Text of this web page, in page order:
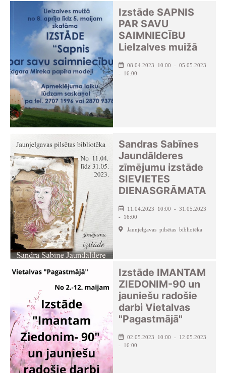
Izstāde SAPNIS
PAR SAVU
SAIMNIECĪBU
Lielzalves muižā
08.04.2023 10:00 - 05.05.2023
- 16:00
Sandras Sabīnes
Jaundālderes
zīmējumu izstāde
SIEVIETES
DIENASGRĀMATA
11.04.2023 10:00 - 31.05.2023
- 16:00
Jaunjelgavas pilsētas bibliotēka
Izstāde IMANTAM
ZIEDONIM-90 un
jauniešu radošie
darbi Vietalvas
"Pagastmājā"
02.05.2023 10:00 - 12.05.2023
- 16:00